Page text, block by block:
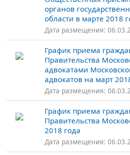
органов
области в марте 2018
Дата размещения:
График приема
Правительства
адвокатами
адвокатов на март
Дата размещения:
График приема
Правительства
2018 года
Дата размещения: